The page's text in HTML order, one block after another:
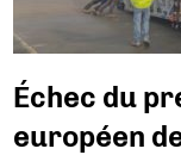
Échec du
européen